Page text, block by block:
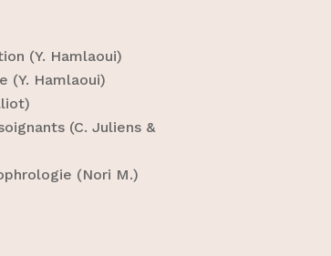
(Y. Hamlaoui)
(Y. Hamlaoui)
(C. Juliens &
(Nori M.)